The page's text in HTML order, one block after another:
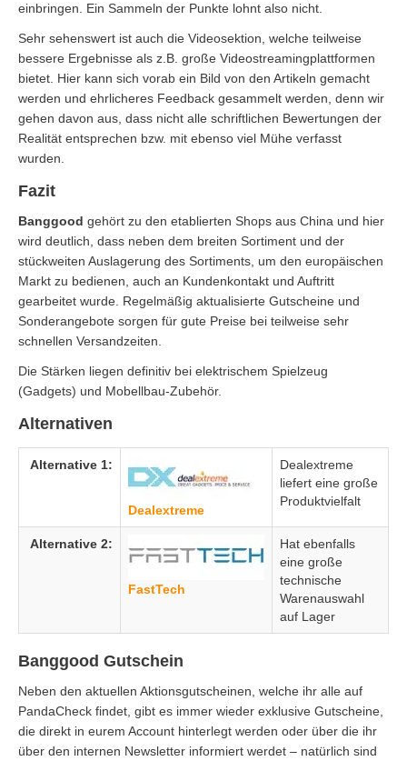
einbringen. Ein Sammeln der Punkte lohnt also nicht.
Sehr sehenswert ist auch die Videosektion, welche teilweise
bessere Ergebnisse als z.B. große Videostreamingplattformen
bietet. Hier kann sich vorab ein Bild von den Artikeln gemacht
werden und ehrlicheres Feedback gesammelt werden, denn wir
gehen davon aus, dass nicht alle schriftlichen Bewertungen der
Realität entsprechen bzw. mit ebenso viel Mühe verfasst
wurden.
Fazit
Banggood gehört zu den etablierten Shops aus China und hier
wird deutlich, dass neben dem breiten Sortiment und der
stückweiten Auslagerung des Sortiments, um den europäischen
Markt zu bedienen, auch an Kundenkontakt und Auftritt
gearbeitet wurde. Regelmäßig aktualisierte Gutscheine und
Sonderangebote sorgen für gute Preise bei teilweise sehr
schnellen Versandzeiten.
Die Stärken liegen definitiv bei elektrischem Spielzeug
(Gadgets) und Mobellbau-Zubehör.
Alternativen
Alternative 1:
Dealextreme
Dealextreme
liefert eine große
Produktvielfalt
Alternative 2:
FastTech
Hat ebenfalls
eine große
technische
Warenauswahl
auf Lager
Banggood Gutschein
Neben den aktuellen Aktionsgutscheinen, welche ihr alle auf
PandaCheck findet, gibt es immer wieder exklusive Gutscheine,
die direkt in eurem Account hinterlegt werden oder über die ihr
über den internen Newsletter informiert werdet – natürlich sind